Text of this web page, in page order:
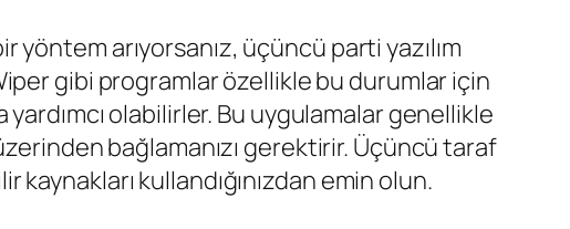
arıyorsanız, üçüncü parti yazılım
gibi programlar özellikle bu durumlar için
olabilirler. Bu uygulamalar genellikle
bağlamanızı gerektirir. Üçüncü taraf
kaynakları kullandığınızdan emin olun.